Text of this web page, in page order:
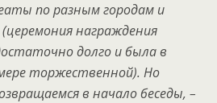
по разным городам и
награждения
долго и была в
торжественной). Но
в начало беседы, –